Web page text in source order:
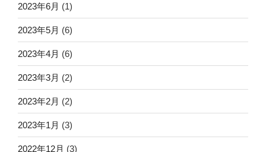
2023年6月 (1)
2023年5月 (6)
2023年4月 (6)
2023年3月 (2)
2023年2月 (2)
2023年1月 (3)
2022年12月 (3)